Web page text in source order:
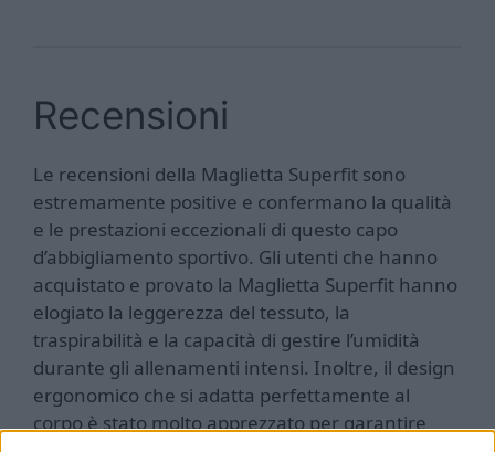
Recensioni
Le recensioni della Maglietta Superfit sono
estremamente positive e confermano la qualità
e le prestazioni eccezionali di questo capo
d’abbigliamento sportivo. Gli utenti che hanno
acquistato e provato la Maglietta Superfit hanno
elogiato la leggerezza del tessuto, la
traspirabilità e la capacità di gestire l’umidità
durante gli allenamenti intensi. Inoltre, il design
ergonomico che si adatta perfettamente al
corpo è stato molto apprezzato per garantire